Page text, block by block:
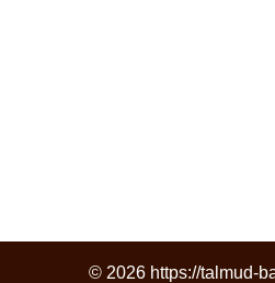
© 2026 https://talmud-